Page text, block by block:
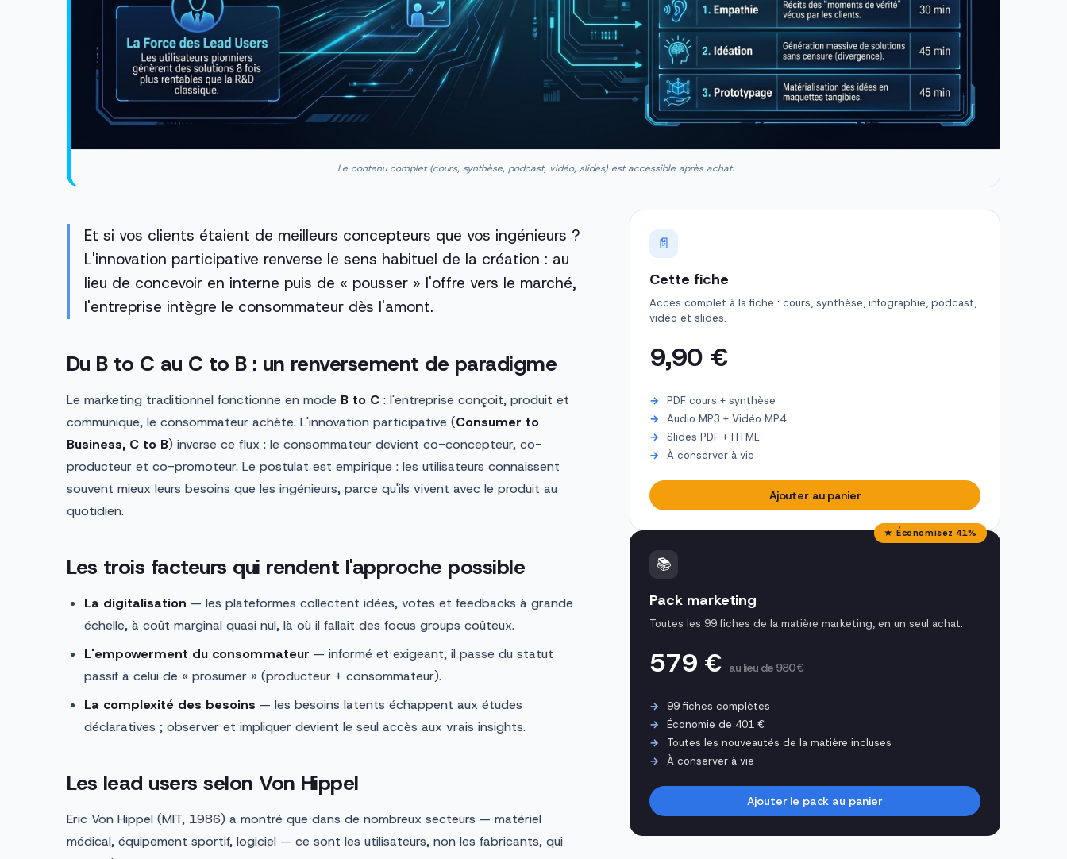
Le contenu complet (cours, synthèse, podcast, vidéo, slides) est accessible après achat.
Et si vos clients étaient de meilleurs concepteurs que vos ingénieurs ?
L'innovation participative renverse le sens habituel de la création : au
lieu de concevoir en interne puis de « pousser » l'offre vers le marché,
l'entreprise intègre le consommateur dès l'amont.
Du B to C au C to B : un renversement de paradigme
Le marketing traditionnel fonctionne en mode B to C : l'entreprise conçoit, produit et
communique, le consommateur achète. L'innovation participative (Consumer to
Business, C to B) inverse ce flux : le consommateur devient co-concepteur, co-
producteur et co-promoteur. Le postulat est empirique : les utilisateurs connaissent
souvent mieux leurs besoins que les ingénieurs, parce qu'ils vivent avec le produit au
quotidien.
Les trois facteurs qui rendent l'approche possible
La digitalisation — les plateformes collectent idées, votes et feedbacks à grande
échelle, à coût marginal quasi nul, là où il fallait des focus groups coûteux.
L'empowerment du consommateur — informé et exigeant, il passe du statut
passif à celui de « prosumer » (producteur + consommateur).
La complexité des besoins — les besoins latents échappent aux études
déclaratives ; observer et impliquer devient le seul accès aux vrais insights.
Les lead users selon Von Hippel
Eric Von Hippel (MIT, 1986) a montré que dans de nombreux secteurs — matériel
médical, équipement sportif, logiciel — ce sont les utilisateurs, non les fabricants, qui
📄
Cette fiche
Accès complet à la fiche : cours, synthèse, infographie, podcast,
vidéo et slides.
9,90 €
PDF cours + synthèse
Audio MP3 + Vidéo MP4
Slides PDF + HTML
À conserver à vie
Ajouter au panier
★ Économisez 41%
📚
Pack marketing
Toutes les 99 fiches de la matière marketing, en un seul achat.
579 €au lieu de 980 €
99 fiches complètes
Économie de 401 €
Toutes les nouveautés de la matière incluses
À conserver à vie
Ajouter le pack au panier